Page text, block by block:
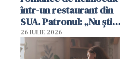
într-un restaurant din
SUA. Patronul: „Nu știu
ce o să mă fac fără voi”
26 IULIE 2026